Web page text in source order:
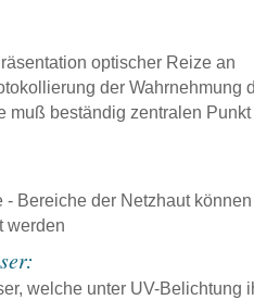
optischer Reize an
der Wahrnehmung
muß beständig zentralen Punkt
- Bereiche der Netzhaut
werden
welche unter UV-Belichtung